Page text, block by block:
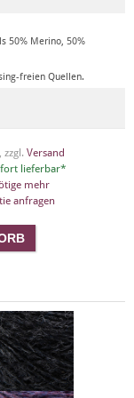
50% Merino, 50%
freien Quellen.
zzgl. Versand
lieferbar*
mehr
anfragen